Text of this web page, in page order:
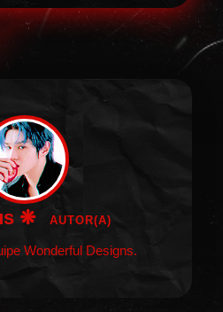
❋ AUTOR(A)
Wonderful Designs.